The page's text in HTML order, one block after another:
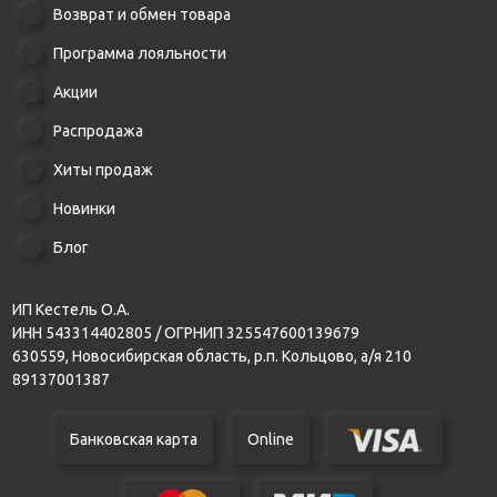
Возврат и обмен товара
Программа лояльности
Акции
Распродажа
Хиты продаж
Новинки
Блог
ИП Кестель О.А.
ИНН 543314402805 / ОГРНИП 325547600139679
630559, Новосибирская область, р.п. Кольцово, а/я 210
89137001387
Банковская карта Online